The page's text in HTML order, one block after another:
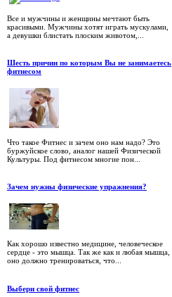
Все и мужчины и женщины мечтают быть
красивыми. Мужчины хотят играть мускулами,
а девушки блистать плоским животом,...
Шесть причин по которым Вы не занимаетесь
фитнесом
Что такое Фитнес и зачем оно нам надо? Это
буржуйское слово, аналог нашей Физической
Культуры. Под фитнесом многие пон...
Зачем нужны физические упражнения?
Как хорошо известно медицине, человеческое
сердце - это мышца. Так же как и любая мышца,
оно должно тренироваться, что...
Выбери свой фитнес